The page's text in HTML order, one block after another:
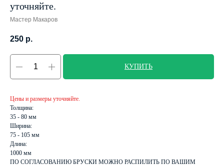
уточняйте.
Мастер Макаров
250 р.
КУПИТЬ
Цены и размеры уточняйте.
Толщина:
35 - 80 мм
Ширина:
75 - 105 мм
Длина:
1000 мм
ПО СОГЛАСОВАНИЮ БРУСКИ МОЖНО РАСПИЛИТЬ ПО ВАШИМ